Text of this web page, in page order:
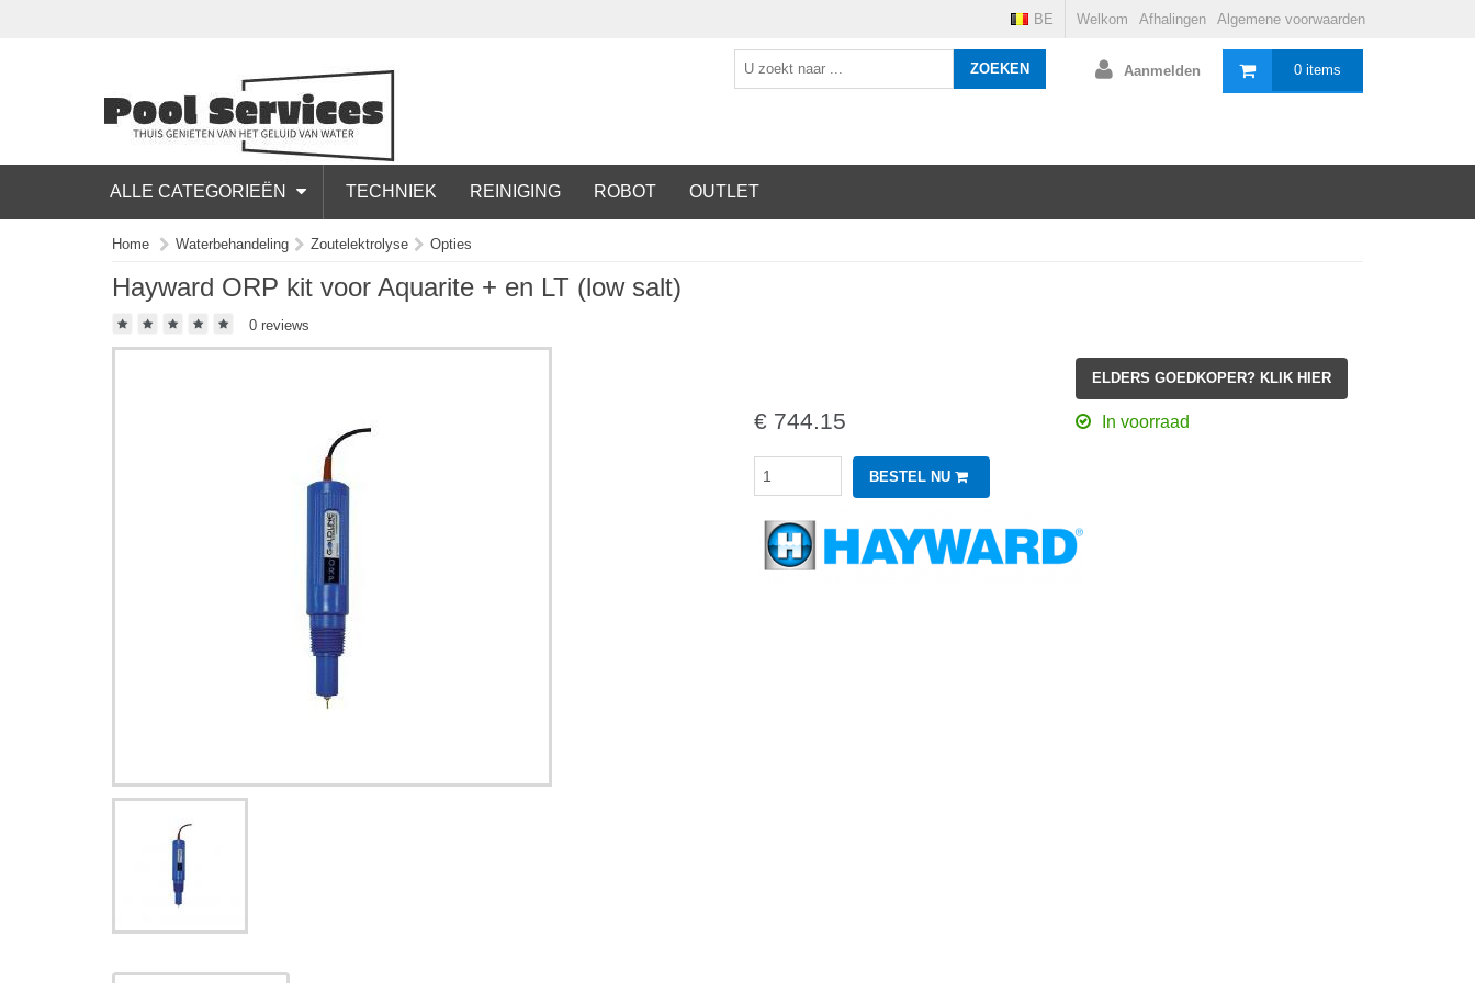
Welkom Afhalingen Algemene voorwaarden
BE
0 items
Aanmelden
ZOEKEN
ALLE CATEGORIEËN TECHNIEK REINIGING ROBOT OUTLET
Home Waterbehandeling Zoutelektrolyse Opties
Hayward ORP kit voor Aquarite + en LT (low salt)
0 reviews
ELDERS GOEDKOPER? KLIK HIER
€ 744.15 In voorraad
BESTEL NU